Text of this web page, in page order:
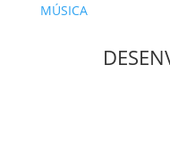
MÚSICA